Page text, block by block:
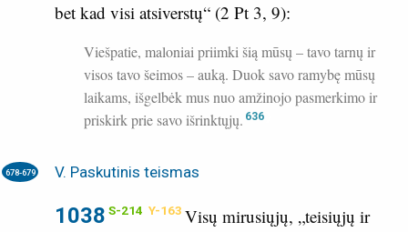
bet kad visi atsiverstų“ (2 Pt 3, 9):
Viešpatie, maloniai priimki šią mūsų – tavo tarnų ir
visos tavo šeimos – auką. Duok savo ramybę mūsų
laikams, išgelbėk mus nuo amžinojo pasmerkimo ir
priskirk prie savo išrinktųjų. 636
V. Paskutinis teismas
678-679
1038 S-214 Y-163 Visų mirusiųjų, „teisiųjų ir